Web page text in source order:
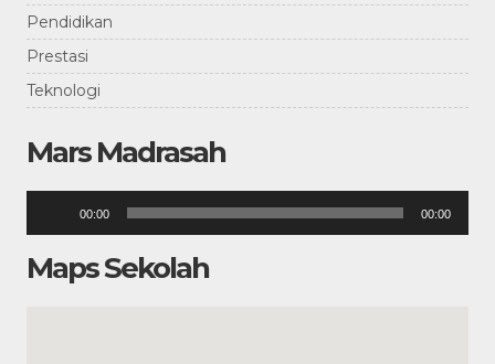
Pendidikan
Prestasi
Teknologi
Mars Madrasah
00:00 00:00
Maps Sekolah